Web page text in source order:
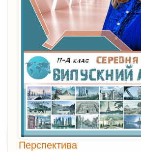
Перспектива